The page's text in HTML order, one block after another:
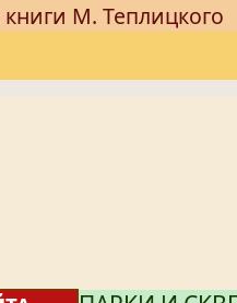
М. Теплицкого